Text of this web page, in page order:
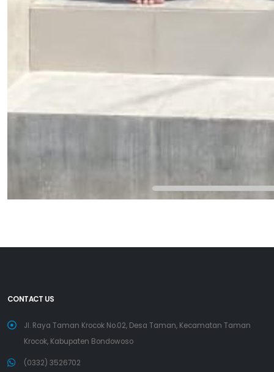
CONTACT US
Jl. Raya Taman Krocok No.02, Desa Taman, Kecamatan Taman
Krocok, Kabupaten Bondowoso
(0332) 3526702